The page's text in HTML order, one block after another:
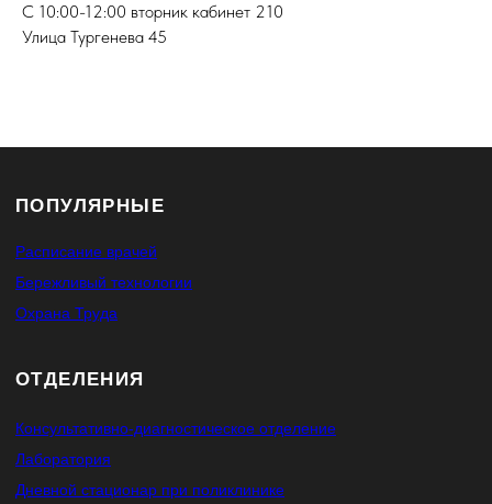
С 10:00-12:00 вторник кабинет 210
Улица Тургенева 45